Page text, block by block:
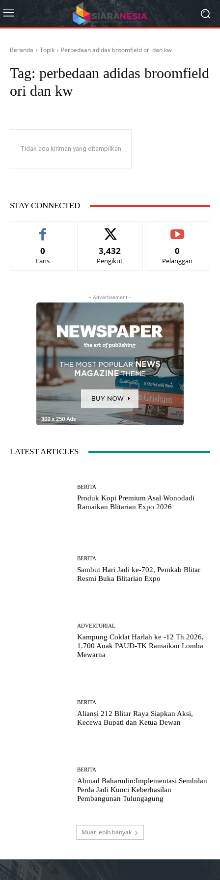
Beranda Topik Perbedaan adidas broomfield ori dan kw
Tag: perbedaan adidas broomfield
ori dan kw
Tidak ada kiriman yang ditampilkan
STAY CONNECTED
0
Fans
3,432
Pengikut
0
Pelanggan
- Advertisement -
LATEST ARTICLES
BERITA
Produk Kopi Premium Asal Wonodadi
Ramaikan Blitarian Expo 2026
BERITA
Sambut Hari Jadi ke-702, Pemkab Blitar
Resmi Buka Blitarian Expo
ADVERTORIAL
Kampung Coklat Harlah ke -12 Th 2026,
1.700 Anak PAUD-TK Ramaikan Lomba
Mewarna
BERITA
Aliansi 212 Blitar Raya Siapkan Aksi,
Kecewa Bupati dan Ketua Dewan
BERITA
Ahmad Baharudin:Implementasi Sembilan
Perda Jadi Kunci Keberhasilan
Pembangunan Tulungagung
Muat lebih banyak